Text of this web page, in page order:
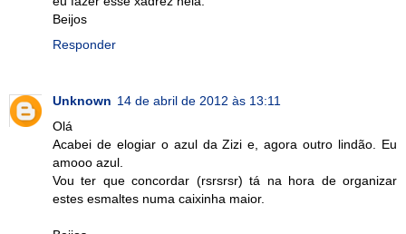
Beijos
Responder
Unknown 14 de abril de 2012 às 13:11
Olá
Acabei de elogiar o azul da Zizi e, agora outro lindão. Eu
amooo azul.
Vou ter que concordar (rsrsrsr) tá na hora de organizar
estes esmaltes numa caixinha maior.